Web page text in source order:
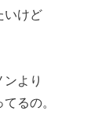
いけど
より
るの。